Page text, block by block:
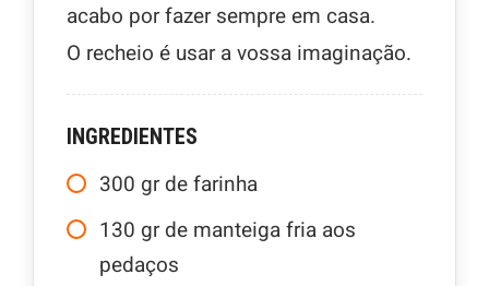
acabo por fazer sempre em casa.
O recheio é usar a vossa imaginação.
INGREDIENTES
300 gr de farinha
130 gr de manteiga fria aos
pedaços